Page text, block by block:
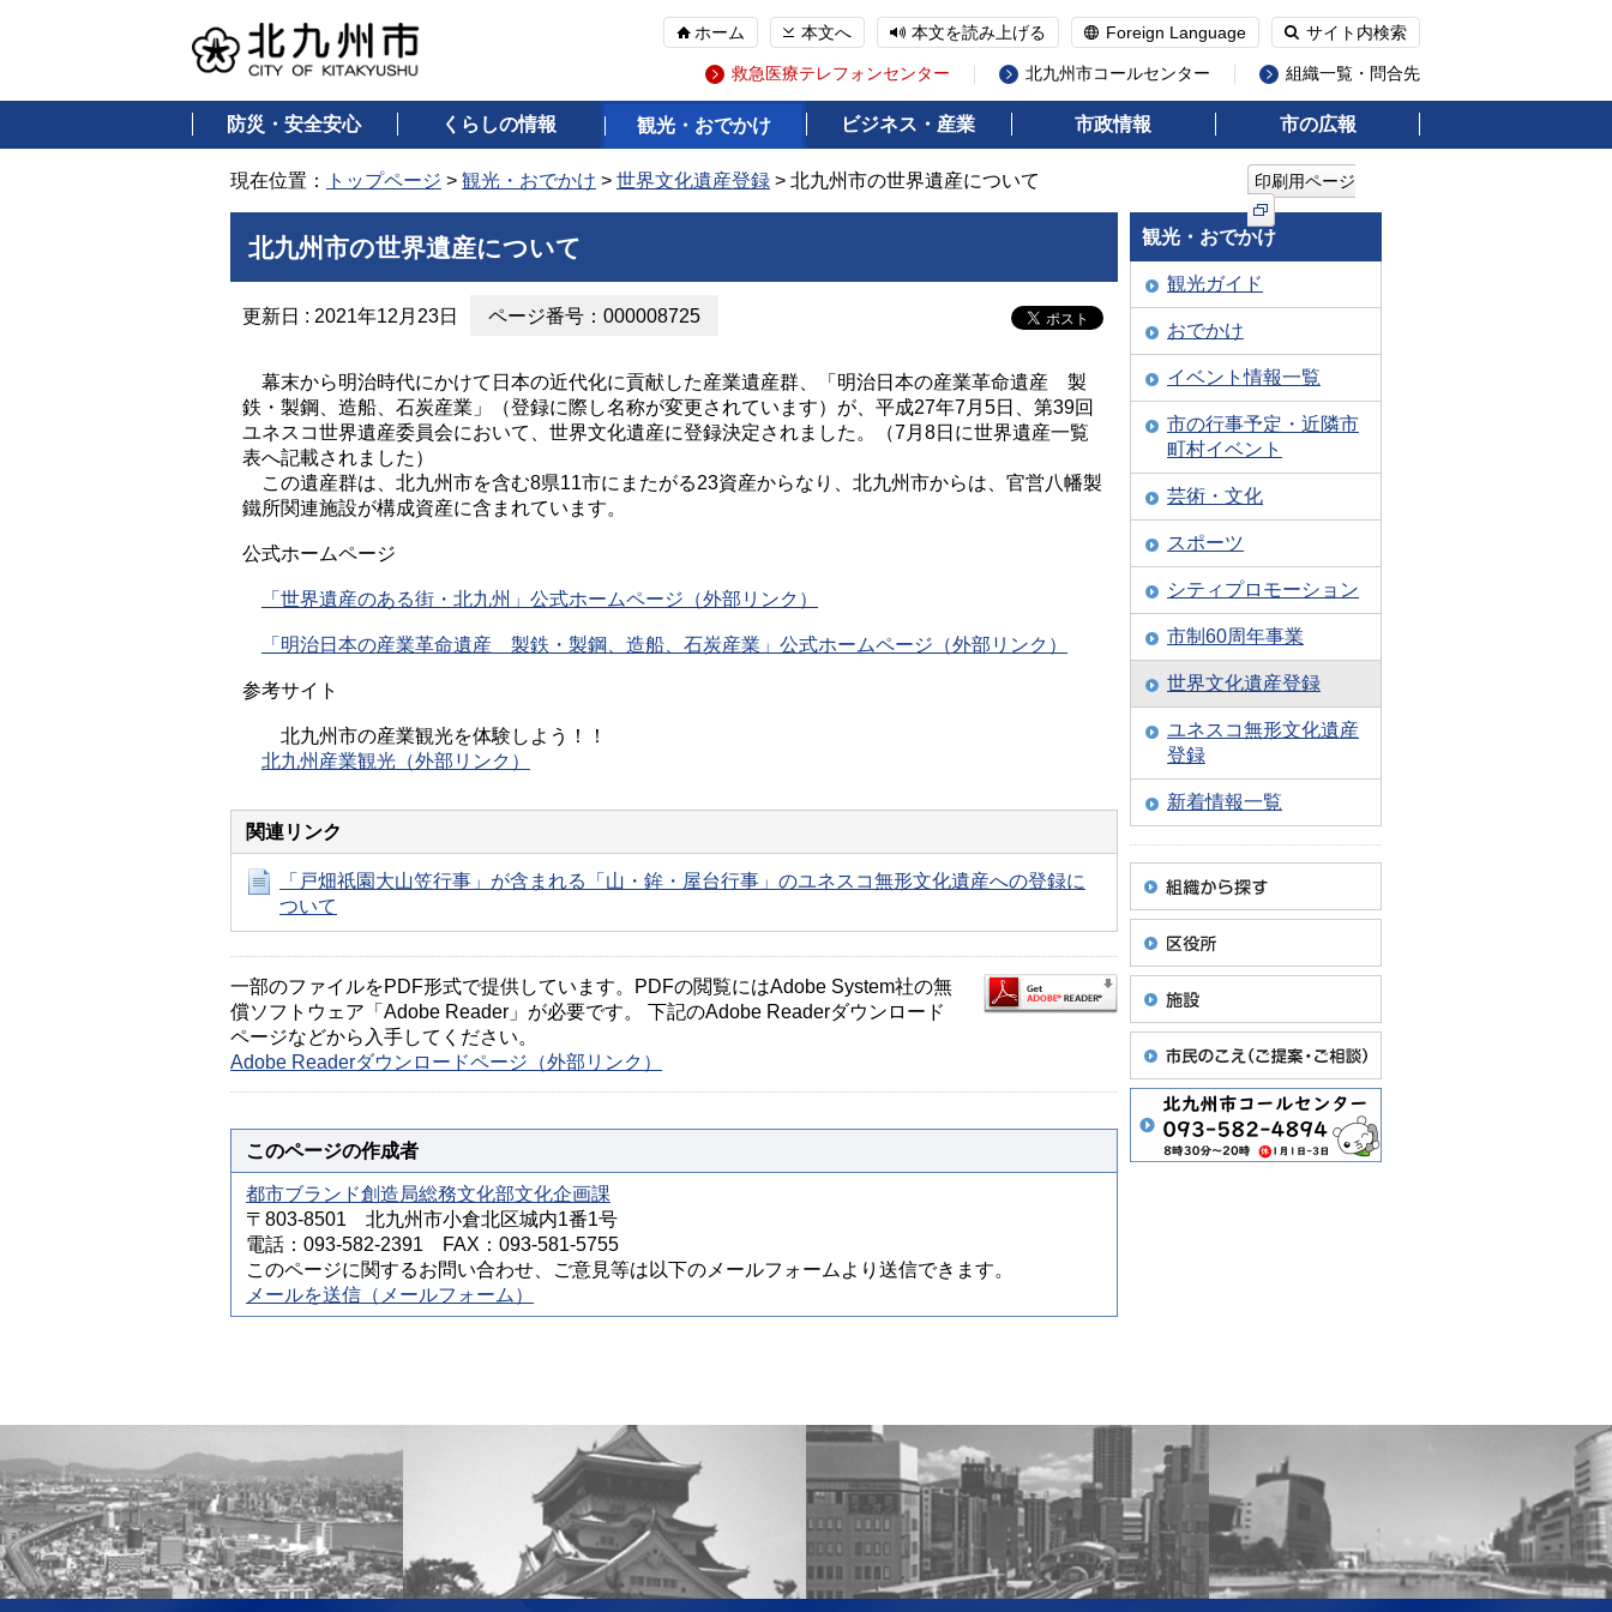
ホーム 本文へ 本文を読み上げる Foreign Language サイト内検索
救急医療テレフォンセンター 北九州市コールセンター 組織一覧・問合先
防災・安全安心 くらしの情報 観光・おでかけ ビジネス・産業 市政情報 市の広報
現在位置： トップページ > 観光・おでかけ > 世界文化遺産登録 > 北九州市の世界遺産について 印刷用ページ
北九州市の世界遺産について
更新日 : 2021年12月23日 ページ番号：000008725
幕末から明治時代にかけて日本の近代化に貢献した産業遺産群、「明治日本の産業革命遺産 製
鉄・製鋼、造船、石炭産業」（登録に際し名称が変更されています）が、平成27年7月5日、第39回
ユネスコ世界遺産委員会において、世界文化遺産に登録決定されました。（7月8日に世界遺産一覧
表へ記載されました）
この遺産群は、北九州市を含む8県11市にまたがる23資産からなり、北九州市からは、官営八幡製
鐵所関連施設が構成資産に含まれています。
公式ホームページ
「世界遺産のある街・北九州」公式ホームページ（外部リンク）
「明治日本の産業革命遺産 製鉄・製鋼、造船、石炭産業」公式ホームページ（外部リンク）
参考サイト
北九州市の産業観光を体験しよう！！
北九州産業観光（外部リンク）
関連リンク
「戸畑祇園大山笠行事」が含まれる「山・鉾・屋台行事」のユネスコ無形文化遺産への登録に
ついて
一部のファイルをPDF形式で提供しています。PDFの閲覧にはAdobe System社の無
償ソフトウェア「Adobe Reader」が必要です。 下記のAdobe Readerダウンロード
ページなどから入手してください。
Adobe Readerダウンロードページ（外部リンク）
このページの作成者
都市ブランド創造局総務文化部文化企画課
〒803-8501 北九州市小倉北区城内1番1号
電話：093-582-2391 FAX：093-581-5755
このページに関するお問い合わせ、ご意見等は以下のメールフォームより送信できます。
メールを送信（メールフォーム）
観光・おでかけ
観光ガイド
おでかけ
イベント情報一覧
市の行事予定・近隣市
町村イベント
芸術・文化
スポーツ
シティプロモーション
市制60周年事業
世界文化遺産登録
ユネスコ無形文化遺産
登録
新着情報一覧